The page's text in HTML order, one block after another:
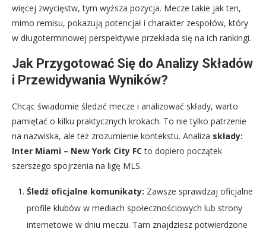
więcej zwycięstw, tym wyższa pozycja. Mecze takie jak ten,
mimo remisu, pokazują potencjał i charakter zespołów, który
w długoterminowej perspektywie przekłada się na ich rankingi.
Jak Przygotować Się do Analizy Składów
i Przewidywania Wyników?
Chcąc świadomie śledzić mecze i analizować składy, warto
pamiętać o kilku praktycznych krokach. To nie tylko patrzenie
na nazwiska, ale też zrozumienie kontekstu. Analiza składy:
Inter Miami – New York City FCto dopiero początek
szerszego spojrzenia na ligę MLS.
Śledź oficjalne komunikaty: Zawsze sprawdzaj oficjalne
profile klubów w mediach społecznościowych lub strony
internetowe w dniu meczu. Tam znajdziesz potwierdzone